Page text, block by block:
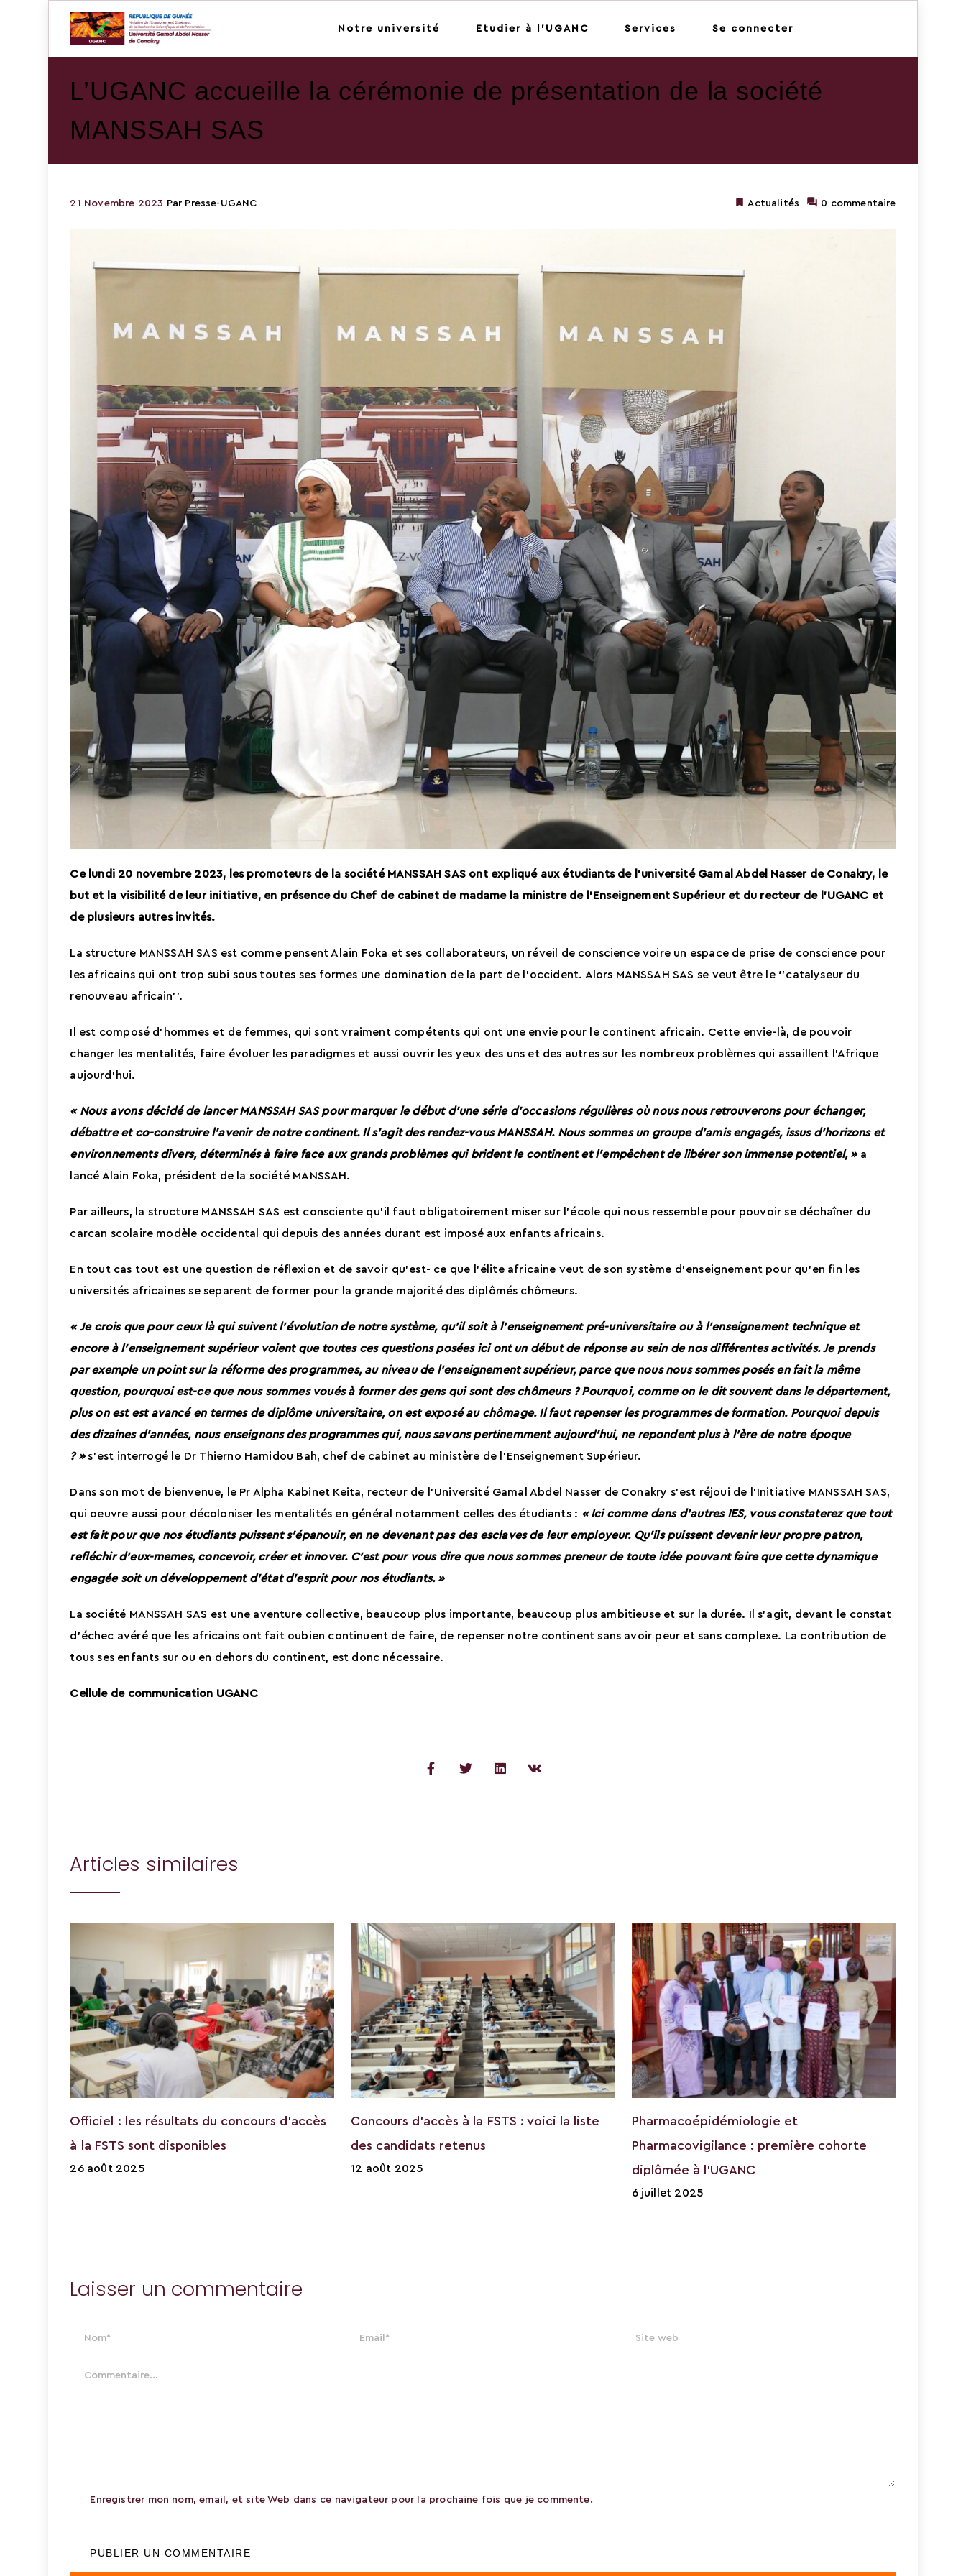
Notre université Etudier à l'UGANC Services Se connecter
L’UGANC accueille la cérémonie de présentation de la société
MANSSAH SAS
21 Novembre 2023 Par Presse-UGANC Actualités 0 commentaire
Ce lundi 20 novembre 2023, les promoteurs de la société MANSSAH SAS ont expliqué aux étudiants de l’université Gamal Abdel Nasser de Conakry, le
but et la visibilité de leur initiative, en présence du Chef de cabinet de madame la ministre de l’Enseignement Supérieur et du recteur de l’UGANC et
de plusieurs autres invités.
La structure MANSSAH SAS est comme pensent Alain Foka et ses collaborateurs, un réveil de conscience voire un espace de prise de conscience pour
les africains qui ont trop subi sous toutes ses formes une domination de la part de l’occident. Alors MANSSAH SAS se veut être le ‘’catalyseur du
renouveau africain’’.
Il est composé d’hommes et de femmes, qui sont vraiment compétents qui ont une envie pour le continent africain. Cette envie-là, de pouvoir
changer les mentalités, faire évoluer les paradigmes et aussi ouvrir les yeux des uns et des autres sur les nombreux problèmes qui assaillent l’Afrique
aujourd’hui.
« Nous avons décidé de lancer MANSSAH SAS pour marquer le début d’une série d’occasions régulières où nous nous retrouverons pour échanger,
débattre et co-construire l’avenir de notre continent. Il s’agit des rendez-vous MANSSAH. Nous sommes un groupe d’amis engagés, issus d’horizons et
environnements divers, déterminés à faire face aux grands problèmes qui brident le continent et l’empêchent de libérer son immense potentiel,»a
lancé Alain Foka, président de la société MANSSAH.
Par ailleurs, la structure MANSSAH SAS est consciente qu’il faut obligatoirement miser sur l’école qui nous ressemble pour pouvoir se déchaîner du
carcan scolaire modèle occidental qui depuis des années durant est imposé aux enfants africains.
En tout cas tout est une question de réflexion et de savoir qu’est- ce que l’élite africaine veut de son système d’enseignement pour qu’en fin les
universités africaines se separent de former pour la grande majorité des diplômés chômeurs.
«Je crois que pour ceux là qui suivent l’évolution de notre système, qu’il soit à l’enseignement pré-universitaire ou à l’enseignement technique et
encore à l’enseignement supérieur voient que toutes ces questions posées ici ont un début de réponse au sein de nos différentes activités. Je prends
par exemple un point sur la réforme des programmes, au niveau de l’enseignement supérieur, parce que nous nous sommes posés en fait la même
question, pourquoi est-ce que nous sommes voués à former des gens qui sont des chômeurs ? Pourquoi, comme on le dit souvent dans le département,
plus on est est avancé entermes de diplôme universitaire, on est exposé au chômage. Il faut repenser les programmes de formation. Pourquoi depuis
des dizaines d’années, nous enseignons des programmes qui, nous savons pertinemment aujourd’hui, ne repondentplus à l’ère de notre époque
?»s’est interrogé le Dr Thierno Hamidou Bah, chef de cabinet au ministère de l’Enseignement Supérieur.
Dans son mot de bienvenue, le Pr Alpha Kabinet Keita, recteur de l’Université Gamal Abdel Nasser de Conakry s’est réjoui de l’Initiative MANSSAH SAS,
qui oeuvre aussi pour décoloniser les mentalités en général notamment celles des étudiants : «Ici comme dans d’autres IES, vous constaterezque tout
est fait pour que nos étudiantspuissent s’épanouir, en ne devenant pas des esclaves de leur employeur. Qu’ils puissent devenir leur propre patron,
refléchir d’eux-memes, concevoir, créer et innover. C’est pour vous dire que nous sommes preneur de toute idée pouvant faire que cette dynamique
engagée soit un développement d’état d’esprit pour nos étudiants.»
La société MANSSAH SAS est une aventure collective, beaucoup plus importante, beaucoup plus ambitieuse et sur la durée. Il s’agit, devant le constat
d’échec avéré que les africains ont fait oubien continuent de faire, de repenser notre continent sans avoir peur et sans complexe. La contribution de
tous ses enfants sur ou en dehors du continent, est donc nécessaire.
Cellule de communication UGANC
Articles similaires
Officiel : les résultats du concours d’accès
à la FSTS sont disponibles
26 août 2025
Concours d’accès à la FSTS : voici la liste
des candidats retenus
12 août 2025
Pharmacoépidémiologie et
Pharmacovigilance : première cohorte
diplômée à l’UGANC
6 juillet 2025
Laisser un commentaire
Enregistrer mon nom, email, et site Web dans ce navigateur pour la prochaine fois que je commente.